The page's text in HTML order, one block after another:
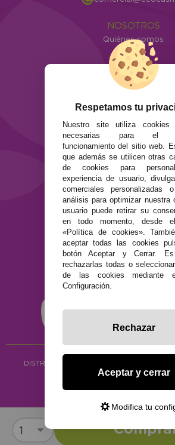
NOSOTROS
Quiénes somos
Info
ATENCIÓN AL
Envíos y devoluciones
Formas de pago
SEGURIDAD Y
Términos y condiciones
Política de privacidad
Política de cookies
DISTRIBUCIÓN ALIMENTACIÓN
Copyright © 2026 ·
·Ecocash Productos
Respetamos tu
Nuestro site utiliza cookies
necesarias para el
funcionamiento del sitio web.
que además se utilicen otras
de cookies para
experiencia de usuario,
comerciales personalizadas
análisis para optimizar nuestra
usuario puede retirar su
en todo momento, desde
«Política de cookies».
aceptar todas las cookies
botón Aceptar y Cerrar.
rechazarlas todas o
de las cookies mediante
Configuración.
Rechazar
Aceptar y cerrar
Modifica tu